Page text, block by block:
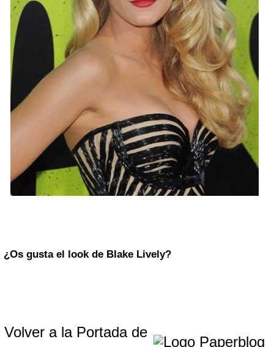
¿Os gusta el look de Blake Lively?
Volver a la Portada de